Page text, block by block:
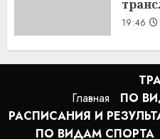
19:46
Главная
ПО
РАСПИСАНИЯ И
ПО ВИДАМ СПОРТА